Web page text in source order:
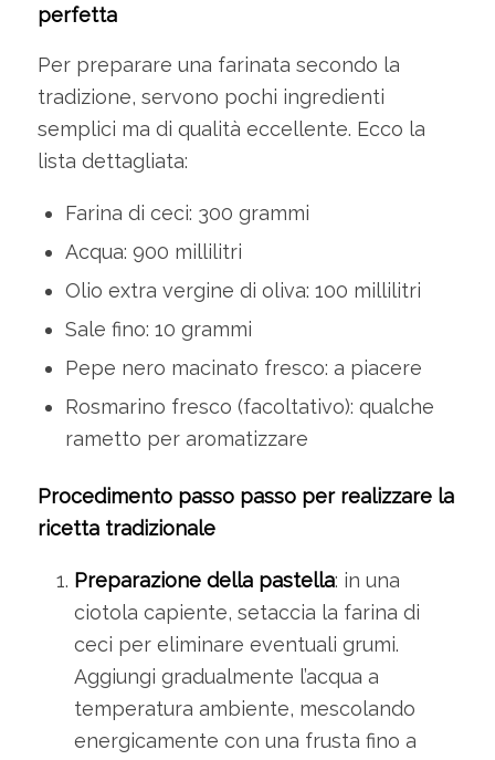
perfetta
Per preparare una farinata secondo la
tradizione, servono pochi ingredienti
semplici ma di qualità eccellente. Ecco la
lista dettagliata:
Farina di ceci: 300 grammi
Acqua: 900 millilitri
Olio extra vergine di oliva: 100 millilitri
Sale fino: 10 grammi
Pepe nero macinato fresco: a piacere
Rosmarino fresco (facoltativo): qualche
rametto per aromatizzare
Procedimento passo passo per realizzare la
ricetta tradizionale
Preparazione della pastella: in una
ciotola capiente, setaccia la farina di
ceci per eliminare eventuali grumi.
Aggiungi gradualmente l’acqua a
temperatura ambiente, mescolando
energicamente con una frusta fino a